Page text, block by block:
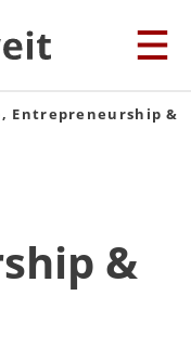
Entrepreneurship &
&